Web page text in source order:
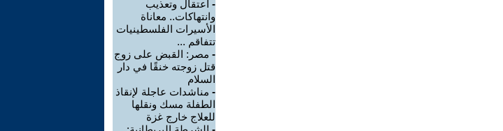
- اعتقال وتعذيب
وانتهاكات.. معاناة
الأسيرات الفلسطينيات
تتفاقم ...
- مصر: القبض على زوج
قتل زوجته خنقًا في دار
السلام
- مناشدات عاجلة لإنقاذ
الطفلة مسك ونقلها
للعلاج خارج غزة